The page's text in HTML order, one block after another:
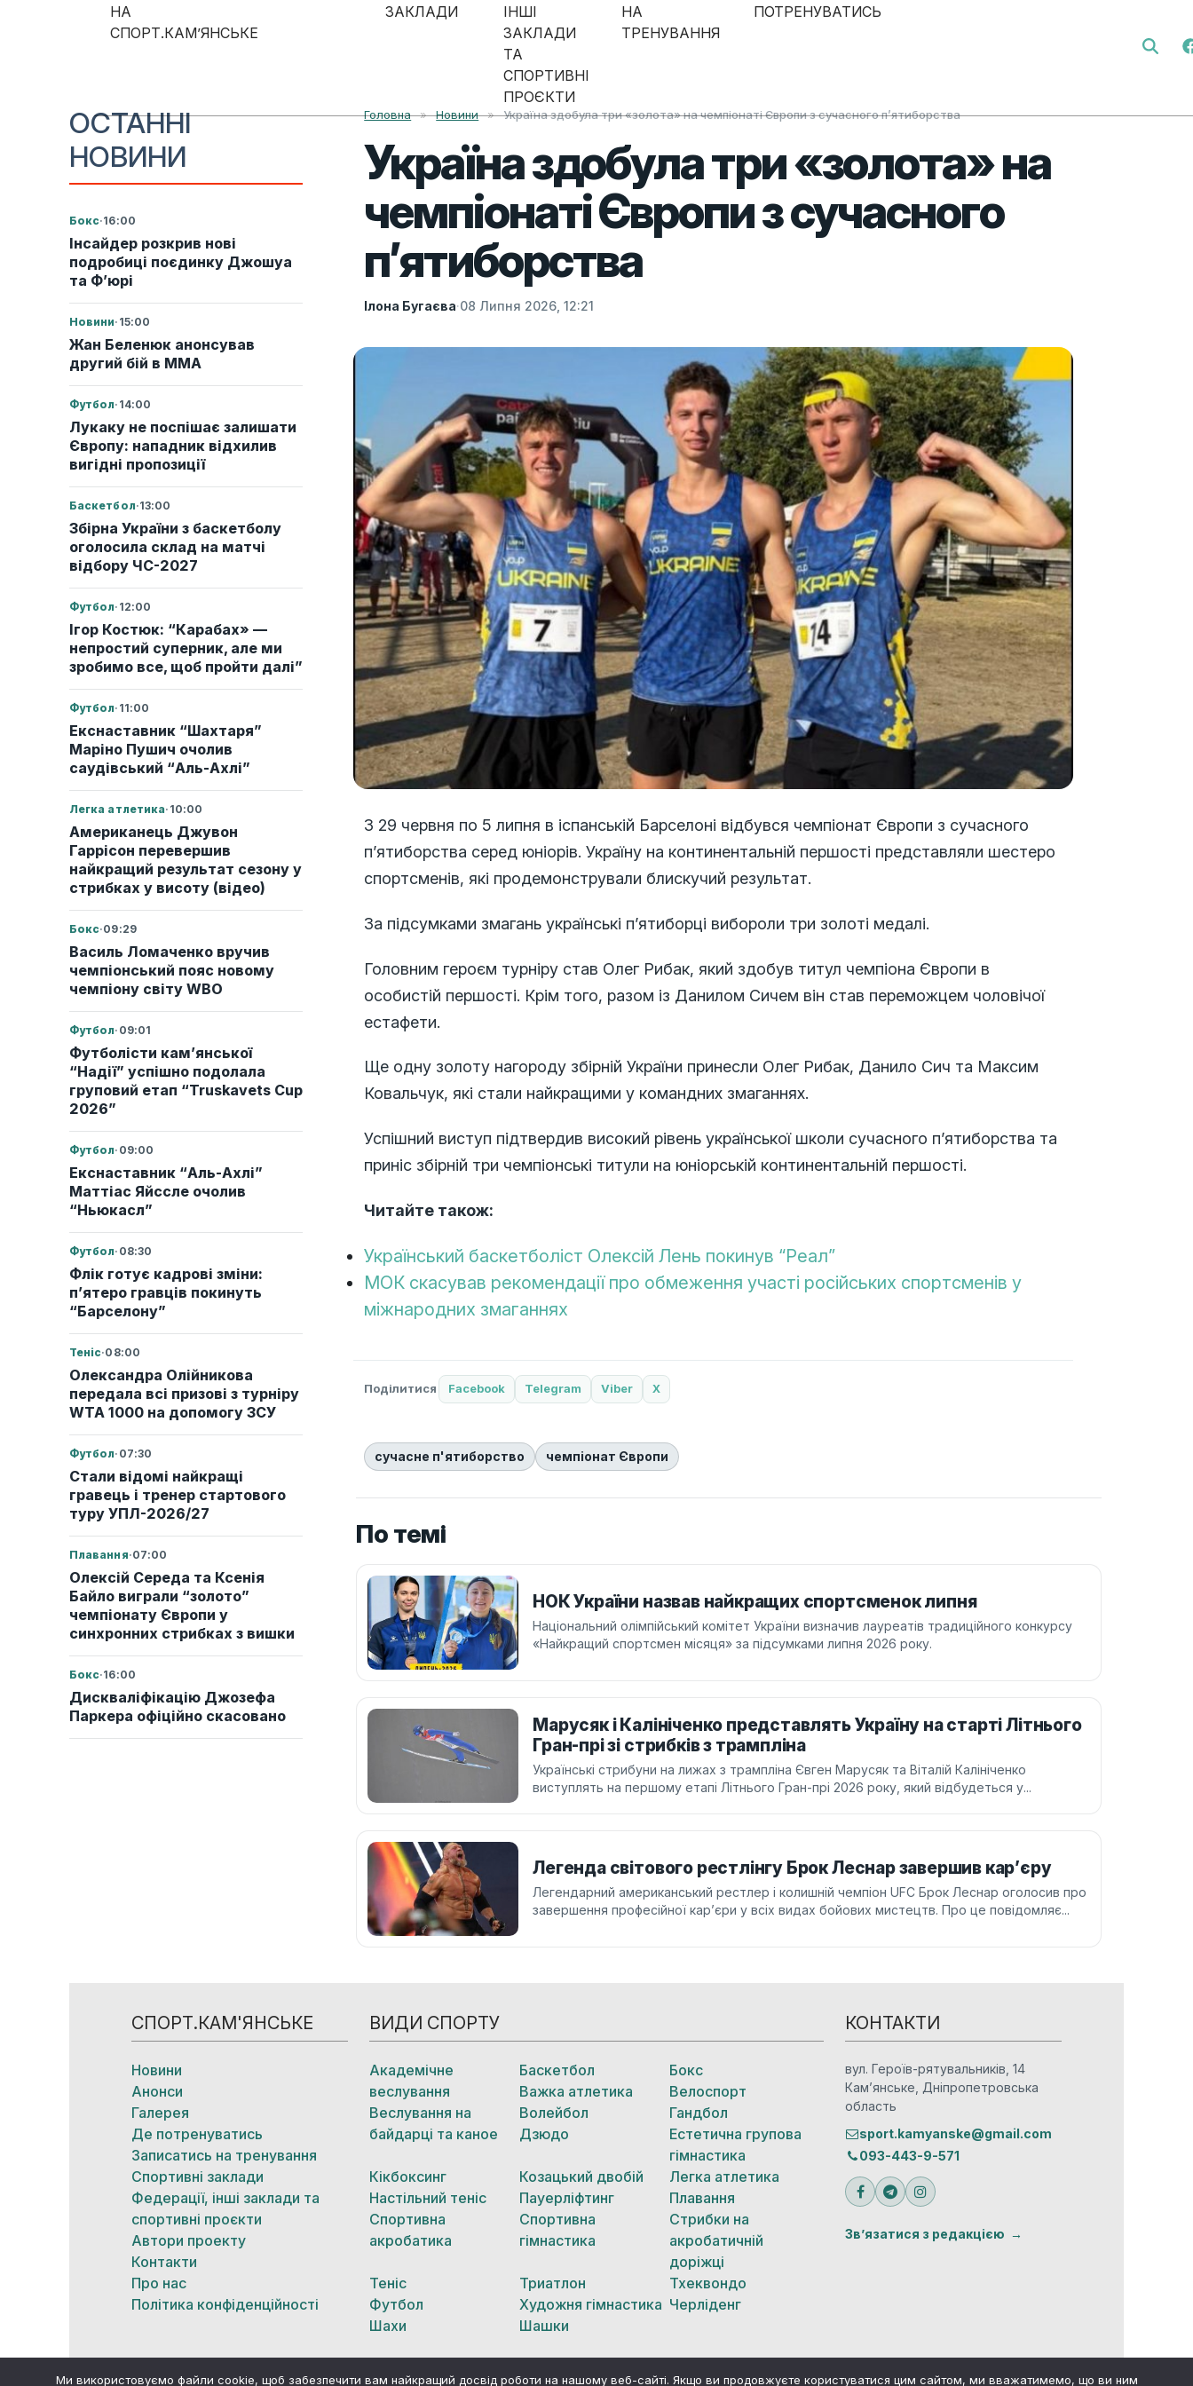
Skip to content
НА
СПОРТ.КАМ’ЯНСЬКЕ
ЗАКЛАДИ
ІНШІ
ЗАКЛАДИ
ТА
СПОРТИВНІ
ПРОЄКТИ
НА
ТРЕНУВАННЯ
ПОТРЕНУВАТИСЬ
ОСТАННІ
НОВИНИ
Бокс·16:00
Інсайдер розкрив нові
подробиці поєдинку Джошуа
та Ф’юрі
Новини· 15:00
Жан Беленюк анонсував
другий бій в ММА
Футбол· 14:00
Лукаку не поспішає залишати
Європу: нападник відхилив
вигідні пропозиції
Баскетбол·13:00
Збірна України з баскетболу
оголосила склад на матчі
відбору ЧС-2027
Футбол· 12:00
Ігор Костюк: “Карабах» —
непростий суперник, але ми
зробимо все, щоб пройти далі”
Футбол· 11:00
Екснаставник “Шахтаря”
Маріно Пушич очолив
саудівський “Аль-Ахлі”
Легка атлетика· 10:00
Американець Джувон
Гаррісон перевершив
найкращий результат сезону у
стрибках у висоту (відео)
Бокс·09:29
Василь Ломаченко вручив
чемпіонський пояс новому
чемпіону світу WBO
Футбол· 09:01
Футболісти кам’янської
“Надії” успішно подолала
груповий етап “Truskavets Cup
2026”
Футбол· 09:00
Екснаставник “Аль-Ахлі”
Маттіас Яйссле очолив
“Ньюкасл”
Футбол· 08:30
Флік готує кадрові зміни:
п’ятеро гравців покинуть
“Барселону”
Теніс·08:00
Олександра Олійникова
передала всі призові з турніру
WTA 1000 на допомогу ЗСУ
Футбол· 07:30
Стали відомі найкращі
гравець і тренер стартового
туру УПЛ-2026/27
Плавання·07:00
Олексій Середа та Ксенія
Байло виграли “золото”
чемпіонату Європи у
синхронних стрибках з вишки
Бокс·16:00
Дискваліфікацію Джозефа
Паркера офіційно скасовано
Головна » Новини » Україна здобула три «золота» на чемпіонаті Європи з сучасного п’ятиборства
Україна здобула три «золота» на
чемпіонаті Європи з сучасного
п’ятиборства
Ілона Бугаєва·08 Липня 2026, 12:21
З 29 червня по 5 липня в іспанській Барселоні відбувся чемпіонат Європи з сучасного
п’ятиборства серед юніорів. Україну на континентальній першості представляли шестеро
спортсменів, які продемонстрували блискучий результат.
За підсумками змагань українські п’ятиборці вибороли три золоті медалі.
Головним героєм турніру став Олег Рибак, який здобув титул чемпіона Європи в
особистій першості. Крім того, разом із Данилом Сичем він став переможцем чоловічої
естафети.
Ще одну золоту нагороду збірній України принесли Олег Рибак, Данило Сич та Максим
Ковальчук, які стали найкращими у командних змаганнях.
Успішний виступ підтвердив високий рівень української школи сучасного п’ятиборства та
приніс збірній три чемпіонські титули на юніорській континентальній першості.
Читайте також:
Український баскетболіст Олексій Лень покинув “Реал”
МОК скасував рекомендації про обмеження участі російських спортсменів у
міжнародних змаганнях
Поділитися Facebook Telegram Viber X
сучасне п'ятиборство чемпіонат Європи
По темі
НОК України назвав найкращих спортсменок липня
Національний олімпійський комітет України визначив лауреатів традиційного конкурсу
«Найкращий спортсмен місяця» за підсумками липня 2026 року.
Марусяк і Калініченко представлять Україну на старті Літнього
Гран-прі зі стрибків з трампліна
Українські стрибуни на лижах з трампліна Євген Марусяк та Віталій Калініченко
виступлять на першому етапі Літнього Гран-прі 2026 року, який відбудеться у...
Легенда світового рестлінгу Брок Леснар завершив кар’єру
Легендарний американський рестлер і колишній чемпіон UFC Брок Леснар оголосив про
завершення професійної кар’єри у всіх видах бойових мистецтв. Про це повідомляє...
СПОРТ.КАМ'ЯНСЬКЕ
Новини
Анонси
Галерея
Де потренуватись
Записатись на тренування
Спортивні заклади
Федерації, інші заклади та
спортивні проєкти
Автори проекту
Контакти
Про нас
Політика конфіденційності
ВИДИ СПОРТУ
Академічне
веслування
Баскетбол
Бокс
Важка атлетика
Велоспорт
Веслування на
байдарці та каное
Волейбол
Гандбол
Дзюдо
Естетична групова
гімнастика
Кікбоксинг
Козацький двобій
Легка атлетика
Настільний теніс
Пауерліфтинг
Плавання
Спортивна
акробатика
Спортивна
гімнастика
Стрибки на
акробатичній
доріжці
Теніс
Триатлон
Тхеквондо
Футбол
Художня гімнастика Черліденг
Шахи
Шашки
КОНТАКТИ
вул. Героїв-рятувальників, 14
Кам’янське, Дніпропетровська
область
sport.kamyanske@gmail.com
093-443-9-571
Зв’язатися з редакцією
Ми використовуємо файли cookie, щоб забезпечити вам найкращий досвід роботи на нашому веб-сайті. Якщо ви продовжуєте користуватися цим сайтом, ми вважатимемо, що ви ним